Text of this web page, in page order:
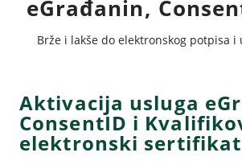
eGrađanin,
Brže i lakše do elektronskog potpisa i
Aktivacija usluga
ConsentID i
elektronski sertifikat